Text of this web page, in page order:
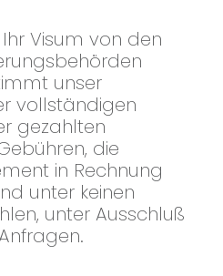
Visum von den
unser
vollständigen
gezahlten
die
in Rechnung
unter keinen
unter Ausschluß